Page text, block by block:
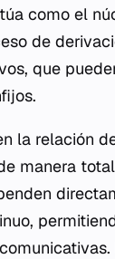
como el
de
que
la relación
manera